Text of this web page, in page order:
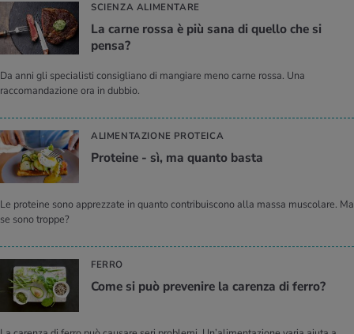
SCIENZA ALIMENTARE
La carne rossa è più sana di quel­lo che si
pensa?
Da anni gli specialisti consigliano di mangiare meno carne rossa. Una
raccomandazione ora in dubbio.
ALIMENTAZIONE PROTEICA
Pro­tei­ne - sì, ma quan­to basta
Le proteine sono apprezzate in quanto contribuiscono alla massa muscolare. Ma
se sono troppe?
FERRO
Come si può pre­ve­ni­re la ca­ren­za di ferro?